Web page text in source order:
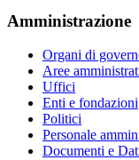
Amministrazione
Organi di
Aree
Uffici
Enti e fondazioni
Politici
Personale
Documenti e